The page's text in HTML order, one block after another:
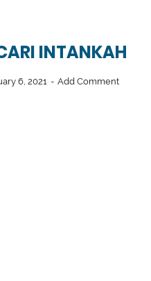
INTANKAH
6, 2021 Add Comment